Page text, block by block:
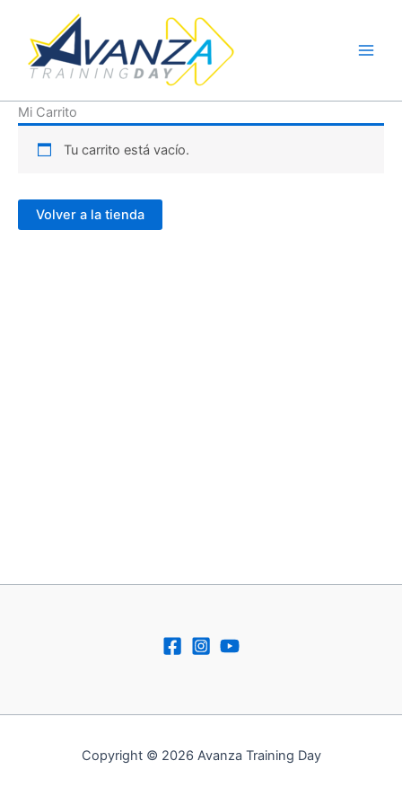
contenido
Mi Carrito
Tu carrito está vacío.
Volver a la tienda
Copyright © 2026 Avanza Training Day